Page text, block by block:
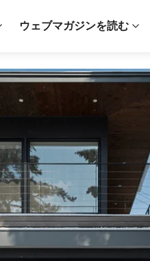
ウェブマガジンを読む